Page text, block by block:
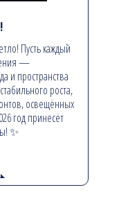
Пусть каждый
—
и пространства
роста,
освещённых
год принесёт
✨